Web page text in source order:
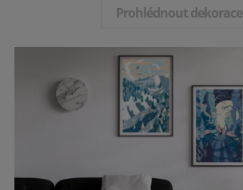
Prohlédnout dekorace